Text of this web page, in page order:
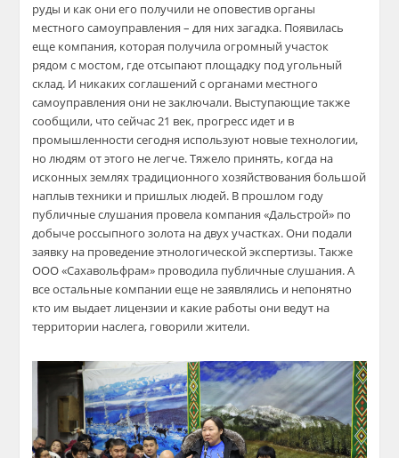
руды и как они его получили не оповестив органы
местного самоуправления – для них загадка. Появилась
еще компания, которая получила огромный участок
рядом с мостом, где отсыпают площадку под угольный
склад. И никаких соглашений с органами местного
самоуправления они не заключали. Выступающие также
сообщили, что сейчас 21 век, прогресс идет и в
промышленности сегодня используют новые технологии,
но людям от этого не легче. Тяжело принять, когда на
исконных землях традиционного хозяйствования большой
наплыв техники и пришлых людей. В прошлом году
публичные слушания провела компания «Дальстрой» по
добыче россыпного золота на двух участках. Они подали
заявку на проведение этнологической экспертизы. Также
ООО «Сахавольфрам» проводила публичные слушания. А
все остальные компании еще не заявлялись и непонятно
кто им выдает лицензии и какие работы они ведут на
территории наслега, говорили жители.